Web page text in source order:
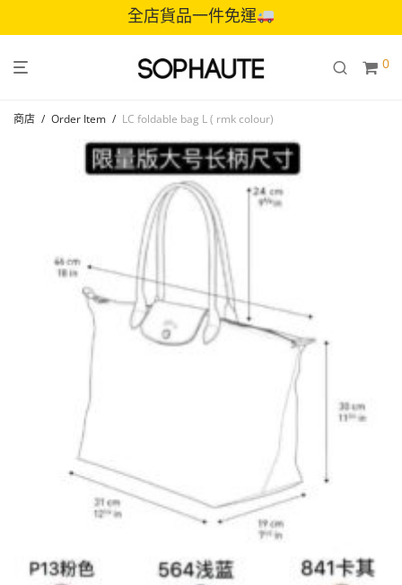
全店貨品一件免運
0
商店 / Order Item / LC foldable bag L ( rmk colour)